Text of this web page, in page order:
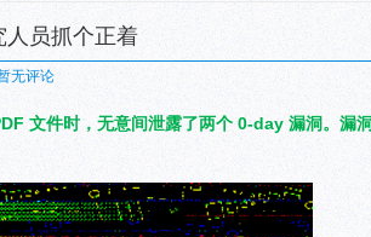
人员抓个正着
无评论
文件时，无意间泄露了两个 0-day 漏洞。漏